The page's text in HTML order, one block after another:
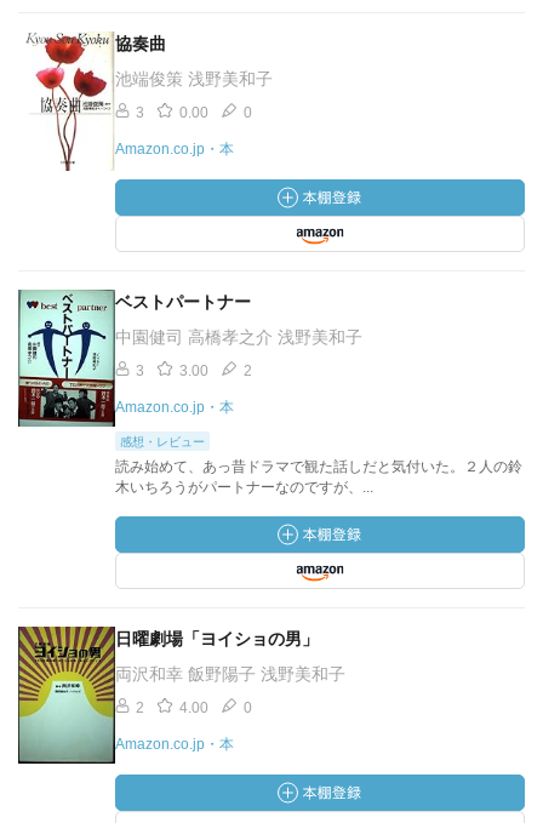
協奏曲
池端俊策 浅野美和子
3 0.00 0
Amazon.co.jp・本
ベストパートナー
中園健司 高橋孝之介 浅野美和子
3 3.00 2
Amazon.co.jp・本
感想・レビュー
読み始めて、あっ昔ドラマで観た話しだと気付いた。２人の鈴
木いちろうがパートナーなのですが、...
日曜劇場「ヨイショの男」
両沢和幸 飯野陽子 浅野美和子
2 4.00 0
Amazon.co.jp・本